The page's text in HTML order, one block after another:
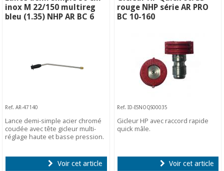
inox M 22/150 multireg
bleu (1.35) NHP AR BC 6
Ref. AR-47140
Lance demi-simple acier chromé
coudée avec tête gicleur multi-
réglage haute et basse pression.
Voir cet article
rouge NHP série AR PRO
BC 10-160
Ref. ID-ESNOQS00035
Gicleur HP avec raccord rapide
quick mâle.
Voir cet article